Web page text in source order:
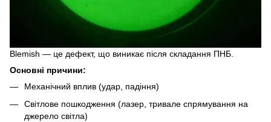
Blemish — це дефект, що виникає після складання ПНБ.
Основні причини:
Механічний вплив (удар, падіння)
Світлове пошкодження (лазер, тривале спрямування на
джерело світла)